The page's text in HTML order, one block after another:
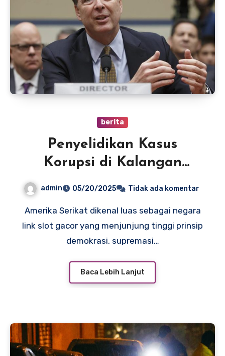
berita
Penyelidikan Kasus
Korupsi di Kalangan
Pejabat Lokal Amerika
admin 05/20/2025 Tidak ada komentar
Amerika Serikat dikenal luas sebagai negara
link slot gacor yang menjunjung tinggi prinsip
demokrasi, supremasi…
Baca Lebih Lanjut